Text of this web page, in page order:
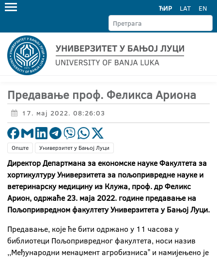
ЋИР LAT EN
Предавање проф. Феликса Ариона
17. мај 2022. 08:26:03
Опште Универзитет у Бањој Луци
Директор Департмана за економске науке Факултета за
хортикултуру Универзитета за пољопривредне науке и
ветеринарску медицину из Клужа, проф. др Феликс
Арион, одржаће 23. маја 2022. године предавање на
Пољопривредном факултету Универзитета у Бањој Луци.
Предавање, које ће бити одржано у 11 часова у
библиотеци Пољопривредног факултета, носи назив
,,Међународни менаџмент агробизнисаˮ и намијењено је